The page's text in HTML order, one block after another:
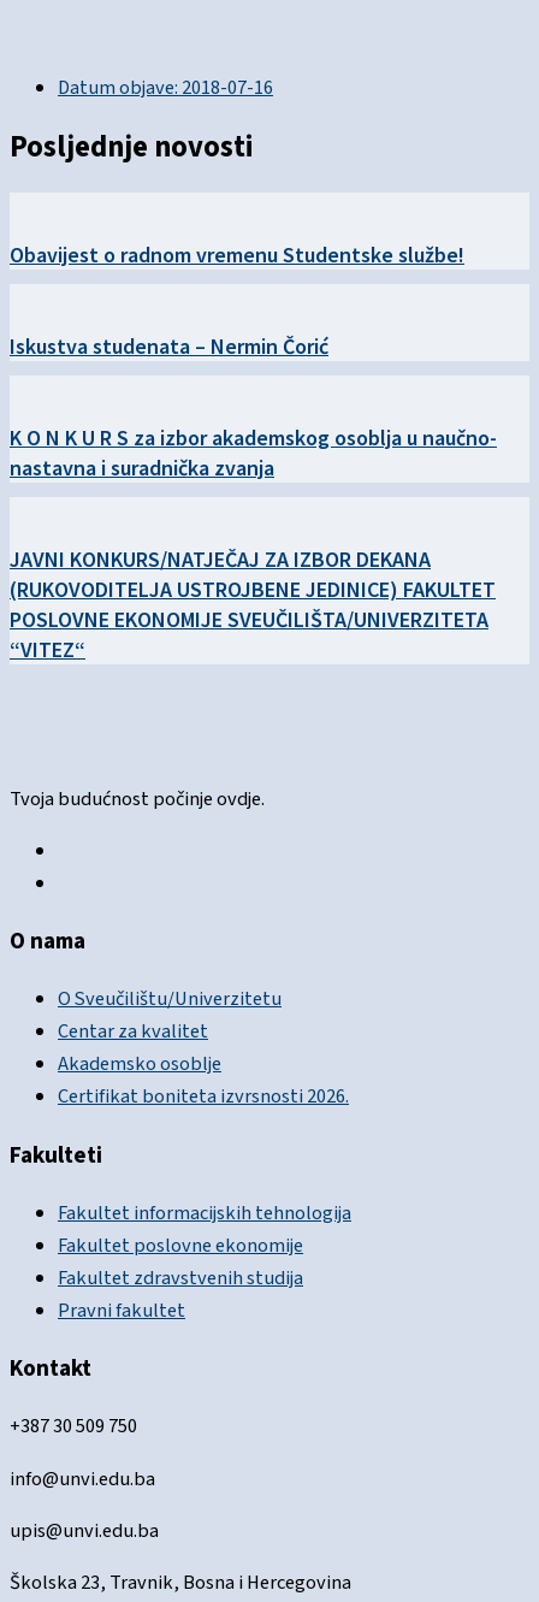
Datum objave:2018-07-16
Posljednje novosti
Obavijest o radnom vremenu Studentske službe!
Iskustva studenata – Nermin Čorić
K O N K U R S za izbor akademskog osoblja u naučno-
nastavna i suradnička zvanja
JAVNI KONKURS/NATJEČAJ ZA IZBOR DEKANA
(RUKOVODITELJA USTROJBENE JEDINICE) FAKULTET
POSLOVNE EKONOMIJE SVEUČILIŠTA/UNIVERZITETA
“VITEZ“
Tvoja budućnost počinje ovdje.
O nama
O Sveučilištu/Univerzitetu
Centar za kvalitet
Akademsko osoblje
Certifikat boniteta izvrsnosti 2026.
Fakulteti
Fakultet informacijskih tehnologija
Fakultet poslovne ekonomije
Fakultet zdravstvenih studija
Pravni fakultet
Kontakt
+387 30 509 750
info@unvi.edu.ba
upis@unvi.edu.ba
Školska 23, Travnik, Bosna i Hercegovina